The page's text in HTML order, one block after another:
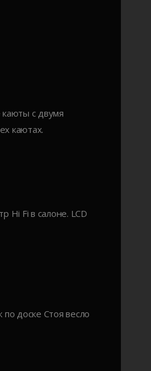
с двумя
каютах.
Hi Fi в салоне. LCD
доске Стоя весло